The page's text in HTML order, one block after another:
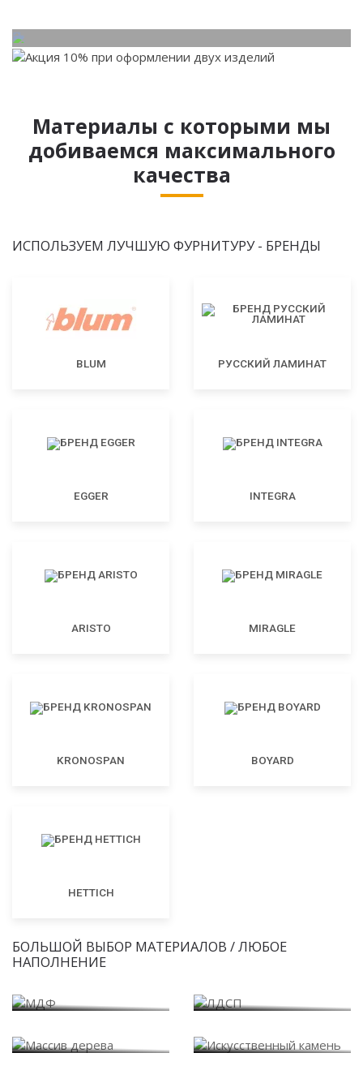
Материалы с которыми мы
добиваемся максимального
качества
ИСПОЛЬЗУЕМ ЛУЧШУЮ ФУРНИТУРУ - БРЕНДЫ
BLUM РУССКИЙ ЛАМИНАТ
EGGER INTEGRA
ARISTO MIRAGLE
KRONOSPAN BOYARD
HETTICH
БОЛЬШОЙ ВЫБОР МАТЕРИАЛОВ / ЛЮБОЕ
НАПОЛНЕНИЕ